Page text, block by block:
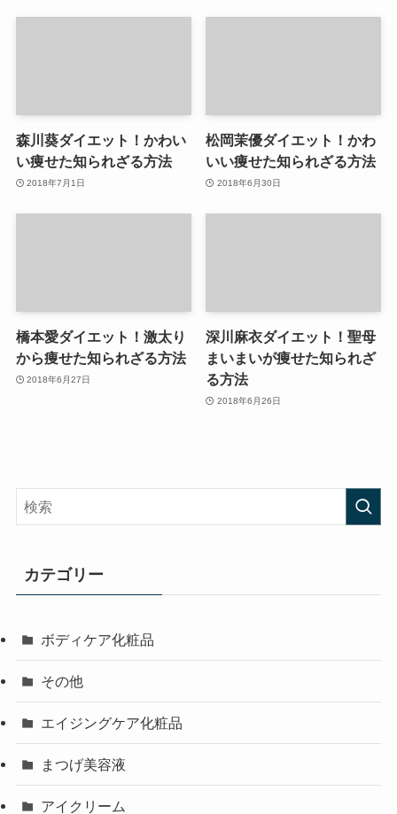
森川葵ダイエット！かわい
い痩せた知られざる方法
2018年7月1日
松岡茉優ダイエット！かわ
いい痩せた知られざる方法
2018年6月30日
橋本愛ダイエット！激太り
から痩せた知られざる方法
2018年6月27日
深川麻衣ダイエット！聖母
まいまいが痩せた知られざ
る方法
2018年6月26日
カテゴリー
ボディケア化粧品
その他
エイジングケア化粧品
まつげ美容液
アイクリーム